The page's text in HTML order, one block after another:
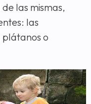
las mismas,
las
o